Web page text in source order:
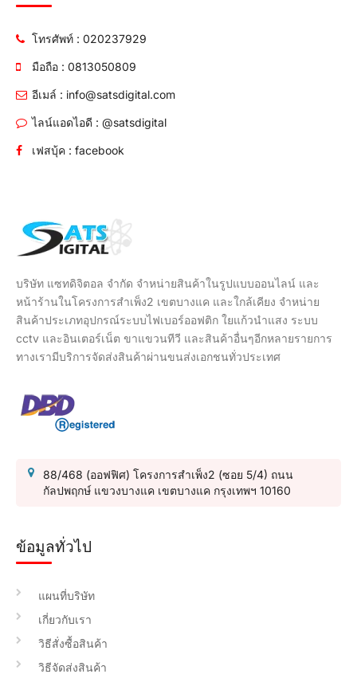
โทรศัพท์ : 020237929
มือถือ : 0813050809
อีเมล์ : info@satsdigital.com
ไลน์แอดไอดี : @satsdigital
เฟสบุ้ค : facebook
บริษัท แซทดิจิตอล จำกัด จำหน่ายสินค้าในรูปแบบออนไลน์ และ
หน้าร้านในโครงการสำเพ็ง2 เขตบางแค และใกล้เคียง จำหน่าย
สินค้าประเภทอุปกรณ์ระบบไฟเบอร์ออฟติก ใยแก้วนำแสง ระบบ
cctv และอินเตอร์เน็ต ขาแขวนทีวี และสินค้าอื่นๆอีกหลายรายการ
ทางเรามีบริการจัดส่งสินค้าผ่านขนส่งเอกชนทั่วประเทศ
88/468 (ออฟฟิศ) โครงการสำเพ็ง2 (ซอย 5/4) ถนน
กัลปพฤกษ์ แขวงบางแค เขตบางแค กรุงเทพฯ 10160
ข้อมูลทั่วไป
แผนที่บริษัท
เกี่ยวกับเรา
วิธีสั่งซื้อสินค้า
วิธีจัดส่งสินค้า